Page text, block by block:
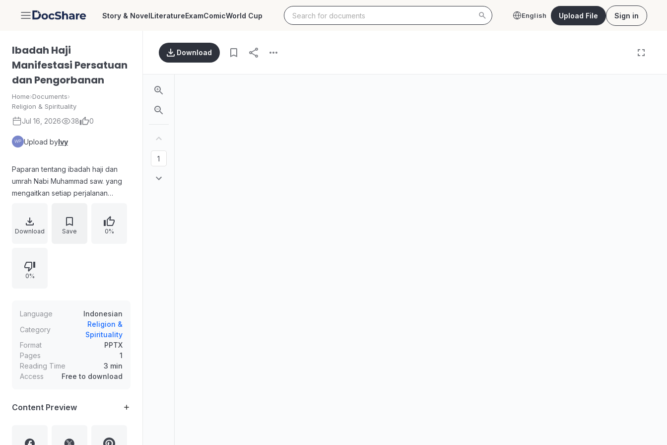
DocShare Story & NovelLiteratureExamComicWorld Cup English Upload File Sign in
Ibadah Haji
Manifestasi Persatuan
dan Pengorbanan
Home›Documents›
Religion & Spirituality
Jul 16, 2026 38 0
Upload byIvy
Paparan tentang ibadah haji dan
umrah Nabi Muhammad saw. yang
mengaitkan setiap perjalanan
pengorbanan. Membahas runtutan
umrah (Umrah Hudaibiyyah, Qadha’,
dari Madinah ke Miqat, peristiwa
Hudaibiyyah, Bai’at Ridhwan, Sulh
kemenangan yang nyata dan janji
Download Save 0%
0%
Language
Indonesian
Category
Religion &
Spirituality
Format
PPTX
Pages
1
Reading Time
3 min
Access
Free to download
Content Preview
Download